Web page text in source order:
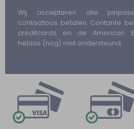
Wij accepteren alle
contactloos betalen. Contante
creditcards en de American
helaas (nog) niet ondersteund.